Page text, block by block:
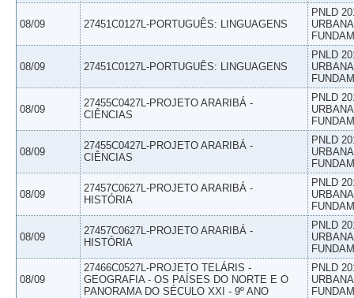
08/09 27451C0127L-PORTUGUÊS: LINGUAGENS
PNLD
08/09 27451C0127L-PORTUGUÊS: LINGUAGENS
PNLD
08/09
27455C0427L-PROJETO ARARIBÁ -
CIÊNCIAS
PNLD
08/09
27455C0427L-PROJETO ARARIBÁ -
CIÊNCIAS
PNLD
08/09
27457C0627L-PROJETO ARARIBÁ -
HISTÓRIA
PNLD
08/09
27457C0627L-PROJETO ARARIBÁ -
HISTÓRIA
PNLD
08/09
27466C0527L-PROJETO TELÁRIS -
GEOGRAFIA - OS PAÍSES DO NORTE E O
PANORAMA DO SÉCULO XXI - 9º ANO
PNLD